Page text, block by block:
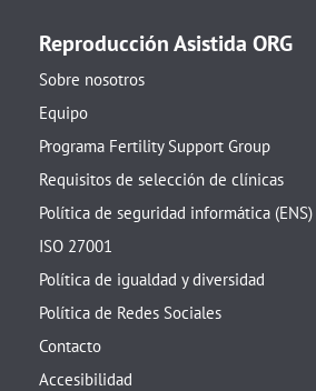
Reproducción Asistida ORG
Sobre nosotros
Equipo
Programa Fertility Support Group
Requisitos de selección de clínicas
Política de seguridad informática (ENS)
ISO 27001
Política de igualdad y diversidad
Política de Redes Sociales
Contacto
Accesibilidad